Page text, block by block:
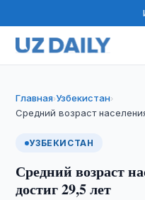
Главная›Узбекистан›
Средний возраст
УЗБЕКИСТАН
Средний возраст
достиг 29,5 лет